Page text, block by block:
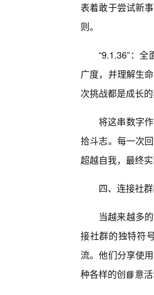
表着敢于尝试新
则。
“9.1.36”：
广度，并理解生
次挑战都是成长的
将这串数字
拾斗志。每一次
超越自我，最终实
四、连接社
当越来越多
接社群的独特符
流。他们分享使
种各样的创📘意活